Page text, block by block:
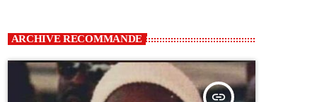
ARCHIVE RECOMMANDE
insert_link